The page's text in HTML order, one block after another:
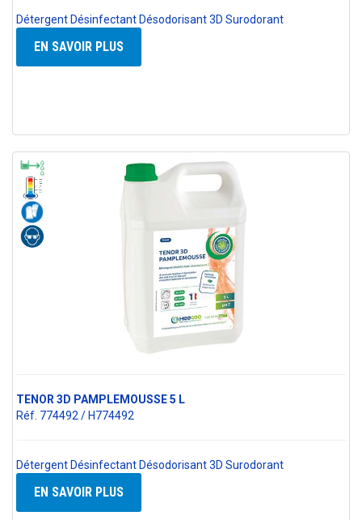
Détergent Désinfectant Désodorisant 3D Surodorant
EN SAVOIR PLUS
TENOR 3D PAMPLEMOUSSE 5 L
Réf. 774492 / H774492
Détergent Désinfectant Désodorisant 3D Surodorant
EN SAVOIR PLUS